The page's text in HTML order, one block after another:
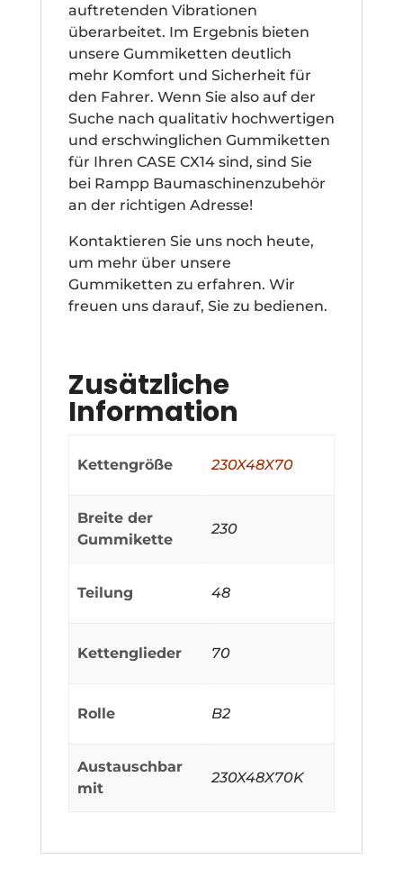
auftretenden Vibrationen
überarbeitet. Im Ergebnis bieten
unsere Gummiketten deutlich
mehr Komfort und Sicherheit für
den Fahrer. Wenn Sie also auf der
Suche nach qualitativ hochwertigen
und erschwinglichen Gummiketten
für Ihren CASE CX14 sind, sind Sie
bei Rampp Baumaschinenzubehör
an der richtigen Adresse!
Kontaktieren Sie uns noch heute,
um mehr über unsere
Gummiketten zu erfahren. Wir
freuen uns darauf, Sie zu bedienen.
Zusätzliche
Information
Kettengröße 230X48X70
Breite der
Gummikette
230
Teilung 48
Kettenglieder 70
Rolle B2
Austauschbar
mit
230X48X70K